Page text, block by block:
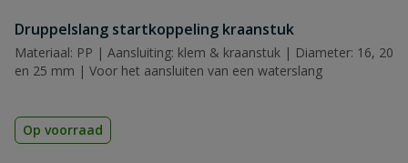
Maximaal
aanzuigniveau
7 m
opvoerhoogte
Beoordeling versturen
Druppelslang startkoppeling kraanstuk
Materiaal: PP | Aansluiting: klem & kraanstuk | Diameter: 16, 20
en 25 mm | Voor het aansluiten van een waterslang
Op voorraad